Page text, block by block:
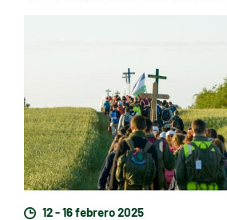
12 - 16 febrero 2025